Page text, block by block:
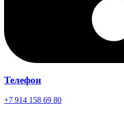
Телефон
+7 914 158 69 80